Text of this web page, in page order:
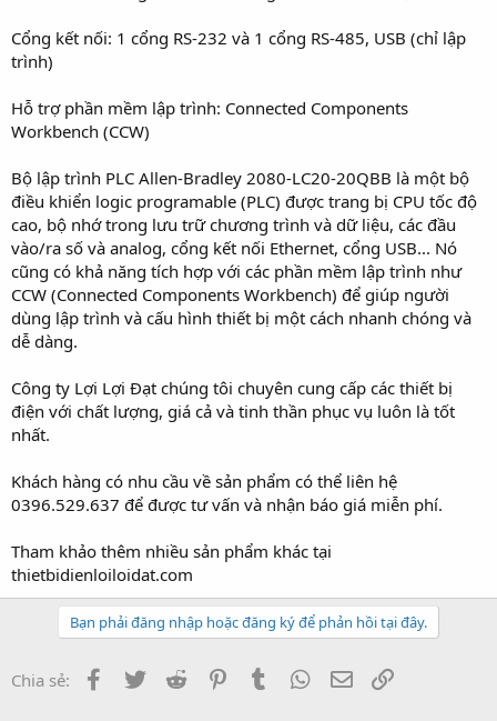
Cổng kết nối: 1 cổng RS-232 và 1 cổng RS-485, USB (chỉ lập
trình)
Hỗ trợ phần mềm lập trình: Connected Components
Workbench (CCW)
Bộ lập trình PLC Allen-Bradley 2080-LC20-20QBB là một bộ
điều khiển logic programable (PLC) được trang bị CPU tốc độ
cao, bộ nhớ trong lưu trữ chương trình và dữ liệu, các đầu
vào/ra số và analog, cổng kết nối Ethernet, cổng USB... Nó
cũng có khả năng tích hợp với các phần mềm lập trình như
CCW (Connected Components Workbench) để giúp người
dùng lập trình và cấu hình thiết bị một cách nhanh chóng và
dễ dàng.
Công ty Lợi Lợi Đạt chúng tôi chuyên cung cấp các thiết bị
điện với chất lượng, giá cả và tinh thần phục vụ luôn là tốt
nhất.
Khách hàng có nhu cầu về sản phẩm có thể liên hệ
0396.529.637 để được tư vấn và nhận báo giá miễn phí.
Tham khảo thêm nhiều sản phẩm khác tại
thietbidienloiloidat.com
Bạn phải đăng nhập hoặc đăng ký để phản hồi tại đây.
Chia sẻ: Facebook
Twitter Reddit PinterestTumblr WhatsApp
Email